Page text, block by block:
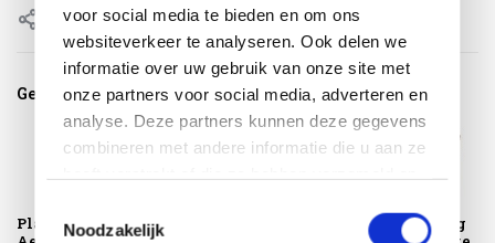
voor social media te bieden en om ons
websiteverkeer te analyseren. Ook delen we
informatie over uw gebruik van onze site met
onze partners voor social media, adverteren en
analyse. Deze partners kunnen deze gegevens
combineren met andere informatie die u aan ze
Noodzakelijk
Delen
Gerelateerde producten
Platinum
Puglia dining